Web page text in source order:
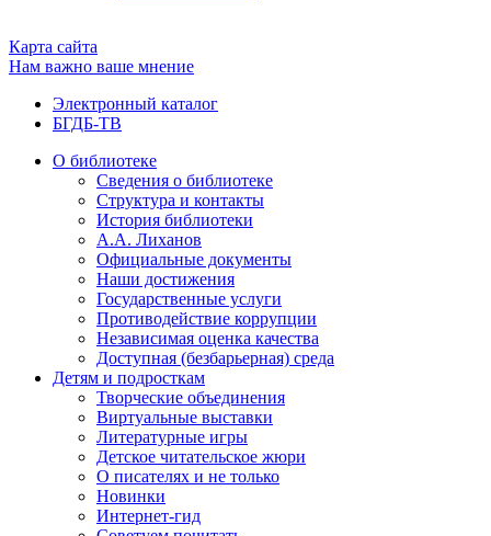
Карта сайта
Нам важно ваше мнение
Электронный каталог
БГДБ-ТВ
О библиотеке
Сведения о библиотеке
Структура и контакты
История библиотеки
А.А. Лиханов
Официальные документы
Наши достижения
Государственные услуги
Противодействие коррупции
Независимая оценка качества
Доступная (безбарьерная) среда
Детям и подросткам
Творческие объединения
Виртуальные выставки
Литературные игры
Детское читательское жюри
О писателях и не только
Новинки
Интернет-гид